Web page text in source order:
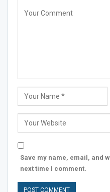
Save my name, email, and
next time I comment.